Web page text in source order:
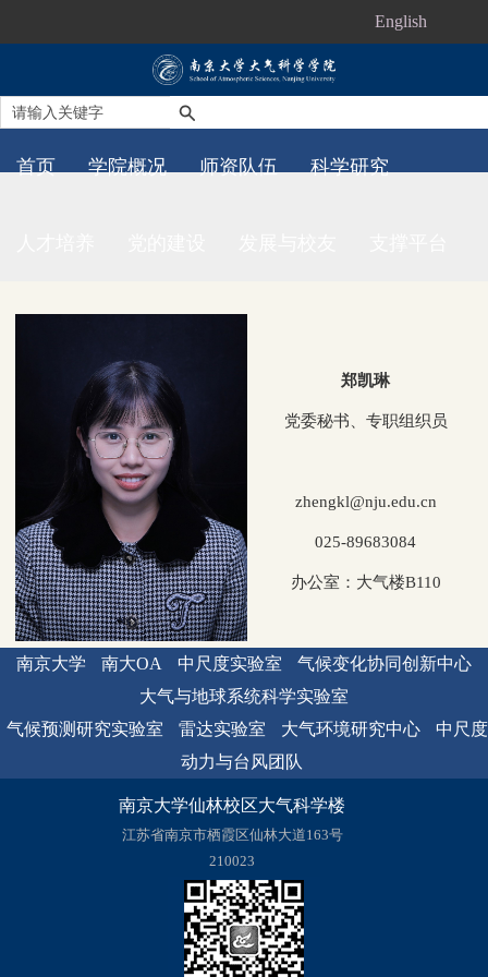
English
首页 学院概况 师资队伍 科学研究
郑凯琳
党委秘书、专职组织员
zhengkl@nju.edu.cn
025-89683084
办公室：大气楼B110
南京大学 南大OA 中尺度实验室
气候变化协同创新中心
大气与地球系统科学实验室
气候预测研究实验室
雷达实验室 大气环境研究中心
中尺度
动力与台风团队
南京大学仙林校区大气科学楼
江苏省南京市栖霞区仙林大道163号
210023